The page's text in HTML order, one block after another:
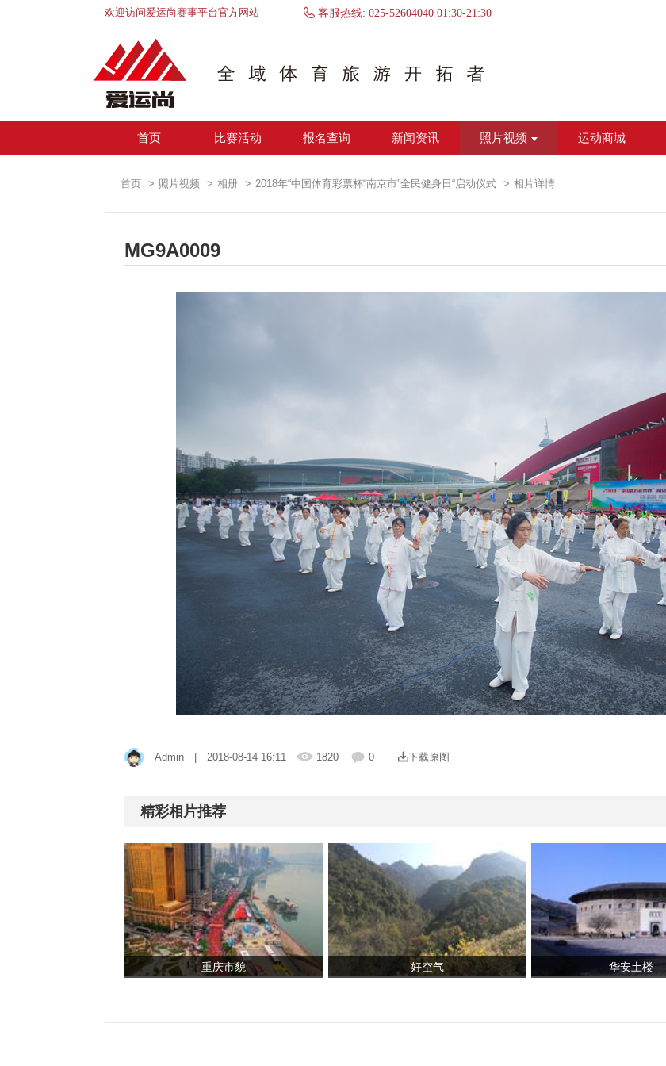
欢迎访问爱运尚赛事平台官方网站 客服热线: 025-52604040 01:30-21:30
首页 比赛活动 报名查询 新闻资讯 照片视频 运动商城
首页 照片视频 相册 2018年“中国体育彩票杯“南京市”全民健身日“启动仪式 相片详情
MG9A0009
Admin | 2018-08-14 16:11 1820 0 下载原图
精彩相片推荐
重庆市貌 好空气 华安土楼